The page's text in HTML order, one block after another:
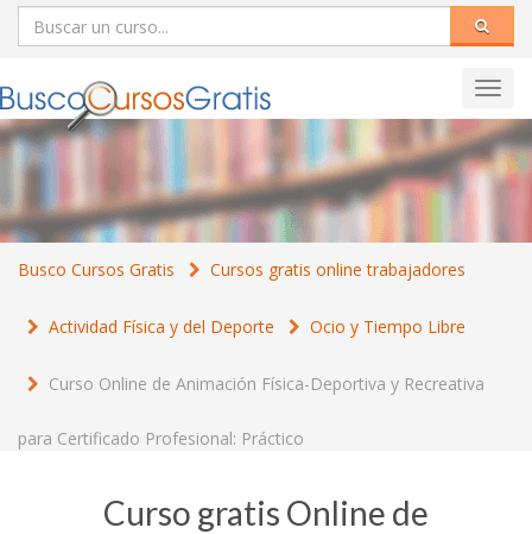
Busco Cursos Gratis Cursos gratis online trabajadores
Actividad Física y del Deporte Ocio y Tiempo Libre
Curso Online de Animación Física-Deportiva y Recreativa
para Certificado Profesional: Práctico
Curso gratis Online de